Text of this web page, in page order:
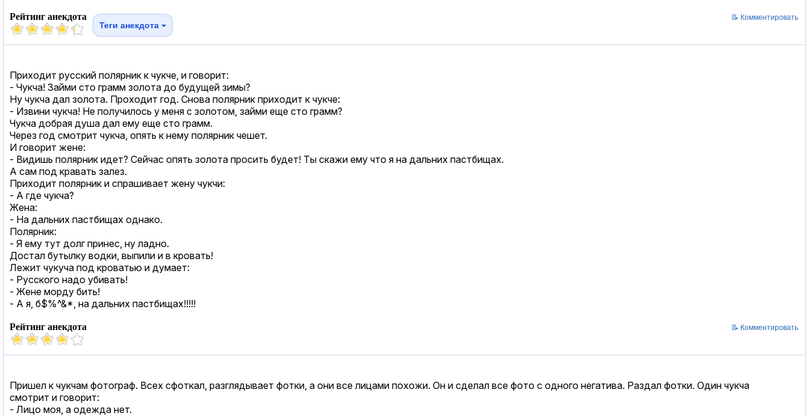
Рейтинг анекдота
Теги анекдота
📝 Комментировать
Приходит русский полярник к чукче, и говорит:
- Чукча! Займи сто грамм золота до будущей зимы?
Ну чукча дал золота. Проходит год. Снова полярник приходит к чукче:
- Извини чукча! Не получилось у меня с золотом, займи еще сто грамм?
Чукча добрая душа дал ему еще сто грамм.
Через год смотрит чукча, опять к нему полярник чешет.
И говорит жене:
- Видишь полярник идет? Сейчас опять золота просить будет! Ты скажи ему что я на дальних пастбищах.
А сам под кравать залез.
Приходит полярник и спрашивает жену чукчи:
- А где чукча?
Жена:
- На дальних пастбищах однако.
Полярник:
- Я ему тут долг принес, ну ладно.
Достал бутылку водки, выпили и в кровать!
Лежит чукуча под кроватью и думает:
- Русского надо убивать!
- Жене морду бить!
- А я, б$%^&*, на дальних пастбищах!!!!!
Рейтинг анекдота 📝 Комментировать
Пришел к чукчам фотограф. Всех сфоткал, разглядывает фотки, а они все лицами похожи. Он и сделал все фото с одного негатива. Раздал фотки. Один чукча
смотрит и говорит:
- Лицо моя, а одежда нет.